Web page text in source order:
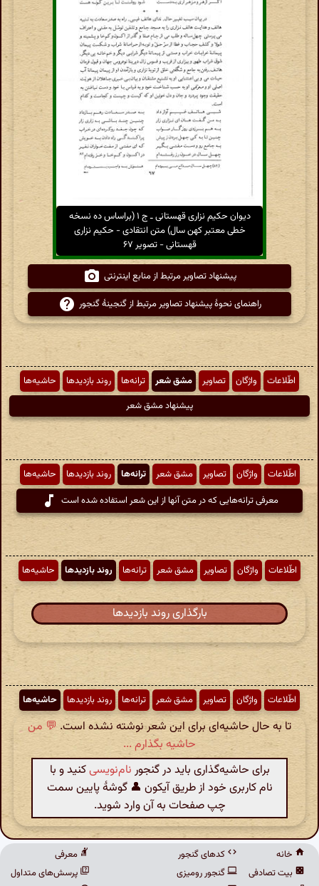
دیوان حکیم نزاری قهستانی ـ ج ۱ (براساس ده نسخه
خطی معتبر کهن سال) متن انتقادی - حکیم نزاری
قهستانی - تصویر ۶۷
پیشنهاد تصاویر مرتبط از منابع اینترنتی
راهنمای نحوهٔ پیشنهاد تصاویر مرتبط از گنجینهٔ گنجور
اطّلاعات واژگان تصاویر مشق شعر ترانه‌ها روند بازدیدها
حاشیه‌ها
پیشنهاد مشق شعر
اطّلاعات واژگان تصاویر مشق شعر ترانه‌ها روند بازدیدها
حاشیه‌ها
معرفی ترانه‌هایی که در متن آنها از این شعر استفاده شده است
اطّلاعات واژگان تصاویر مشق شعر ترانه‌ها روند بازدیدها حاشیه‌ها
بارگذاری روند بازدیدها
اطّلاعات واژگان تصاویر مشق شعر ترانه‌ها روند بازدیدها حاشیه‌ها
تا به حال حاشیه‌ای برای این شعر نوشته نشده است. 💬 من
حاشیه بگذارم ...
برای حاشیه‌گذاری باید در گنجور نام‌نویسیکنید و با
نام کاربری خود از طریق آیکون 👤 گوشهٔ پایین سمت
چپ صفحات به آن وارد شوید.
خانه
بیت تصادفی
کدهای گنجور
گنجور رومیزی
معرفی
پرسش‌های متداول